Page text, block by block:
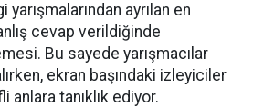
ayrılan en
cevap verildiğinde
Bu sayede yarışmacılar
ekran başındaki izleyiciler
tanıklık ediyor.